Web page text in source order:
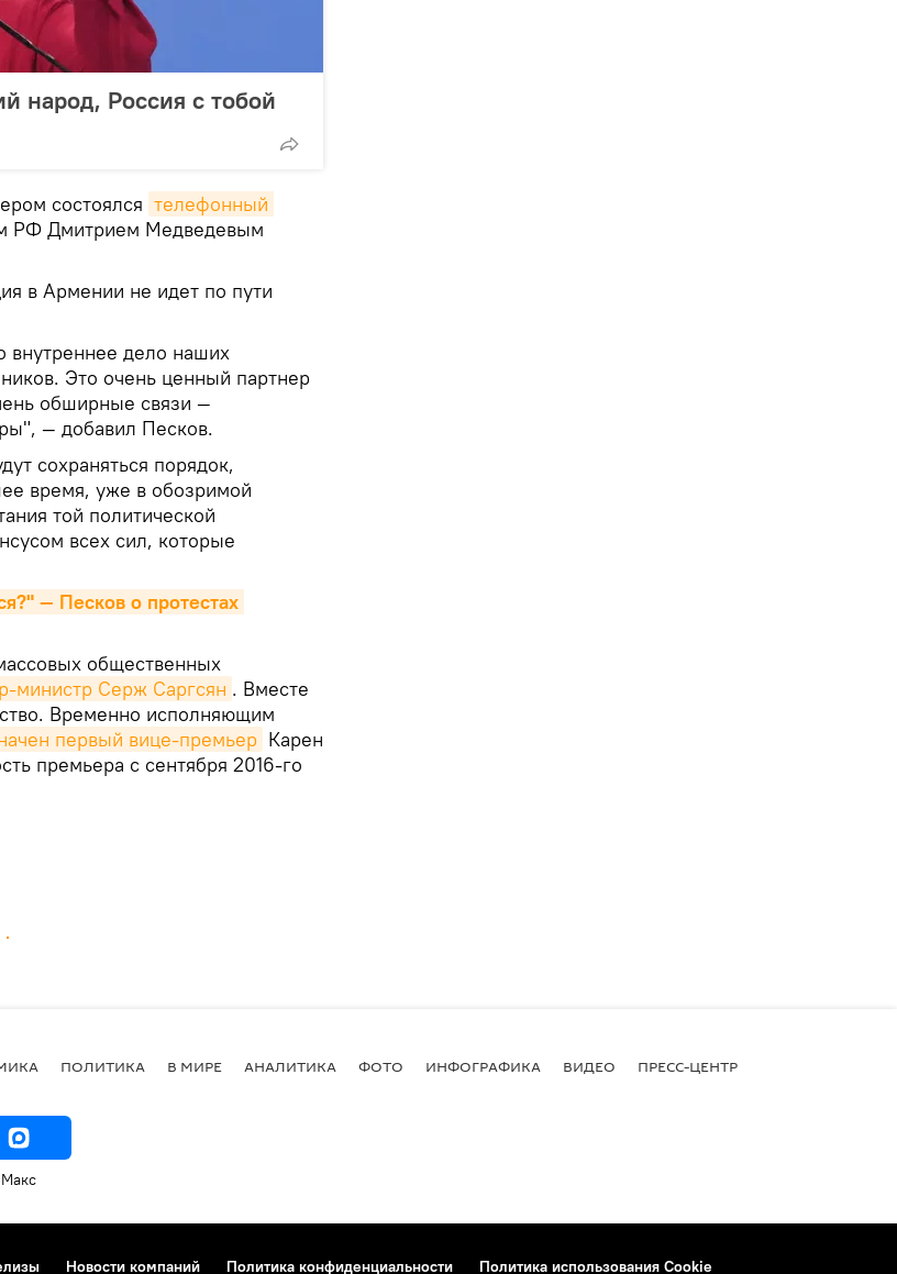
народ, Россия с тобой
состоялся телефонный
РФ Дмитрием Медведевым
в Армении не идет по пути
внутреннее дело наших
Это очень ценный партнер
обширные связи —
— добавил Песков.
сохраняться порядок,
время, уже в обозримой
той политической
всех сил, которые
— Песков о протестах
общественных
министр Серж Саргсян . Вместе
Временно исполняющим
первый вице-премьер Карен
премьера с сентября 2016-го
ПОЛИТИКА В МИРЕ АНАЛИТИКА ФОТО ИНФОГРАФИКА ВИДЕО ПРЕСС-ЦЕНТР
Макс
Новости компаний Политика конфиденциальности Политика использования Cookie